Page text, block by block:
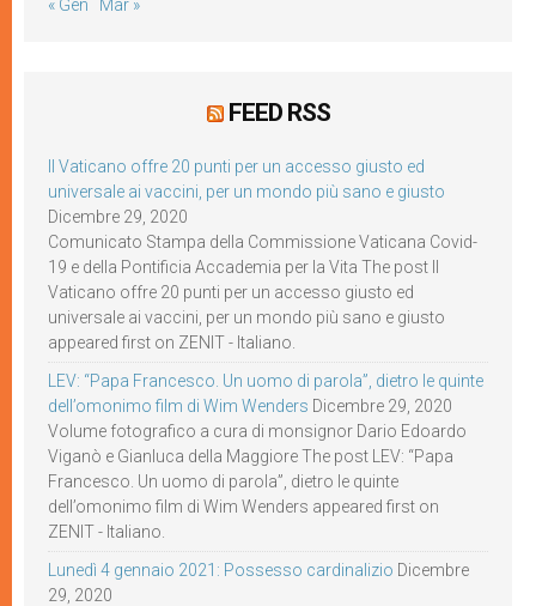
« Gen Mar »
FEED RSS
Il Vaticano offre 20 punti per un accesso giusto ed
universale ai vaccini, per un mondo più sano e giusto
Dicembre 29, 2020
Comunicato Stampa della Commissione Vaticana Covid-
19 e della Pontificia Accademia per la Vita The post Il
Vaticano offre 20 punti per un accesso giusto ed
universale ai vaccini, per un mondo più sano e giusto
appeared first on ZENIT - Italiano.
LEV: “Papa Francesco. Un uomo di parola”, dietro le quinte
dell’omonimo film di Wim Wenders Dicembre 29, 2020
Volume fotografico a cura di monsignor Dario Edoardo
Viganò e Gianluca della Maggiore The post LEV: “Papa
Francesco. Un uomo di parola”, dietro le quinte
dell’omonimo film di Wim Wenders appeared first on
ZENIT - Italiano.
Lunedì 4 gennaio 2021: Possesso cardinalizio Dicembre
29, 2020